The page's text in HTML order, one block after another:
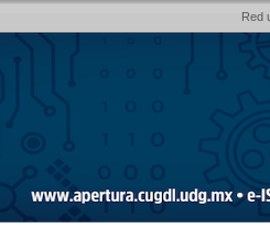
Red